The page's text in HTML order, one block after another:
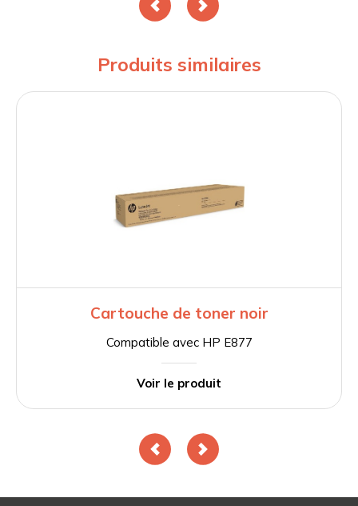
Produits similaires
Cartouche de toner noir
Compatible avec HP E877
Voir le produit